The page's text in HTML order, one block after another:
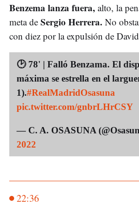
Benzema lanza fuera, alto, la
meta de Sergio Herrera. No
con diez por la expulsión de
🕑 78' | Falló Benzama. El
máxima se estrella en el
1).#RealMadridOsasuna
pic.twitter.com/gnbrLHrCSY
— C. A. OSASUNA
2022
22:36